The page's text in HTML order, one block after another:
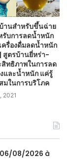
านสำหรับขึ้นฉ่าย
รับการลดน้ำหนัก
รื่องดื่มลดน้ำหนัก
สูตรบ้านยี่หร่า-
ทธิภาพในการลด
และน้ำหนัก แค่รู้
มในการบริโภค
2021
08/2026 à